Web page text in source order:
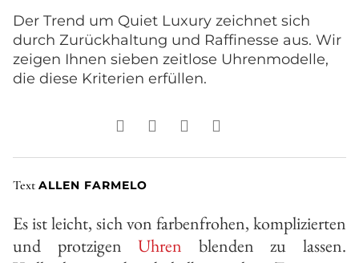
Der Trend um Quiet Luxury zeichnet sich
durch Zurückhaltung und Raffinesse aus. Wir
zeigen Ihnen sieben zeitlose Uhrenmodelle,
die diese Kriterien erfüllen.
Text ALLEN FARMELO
Es ist leicht, sich von farbenfrohen, komplizierten
und protzigenUhren blenden zu lassen.